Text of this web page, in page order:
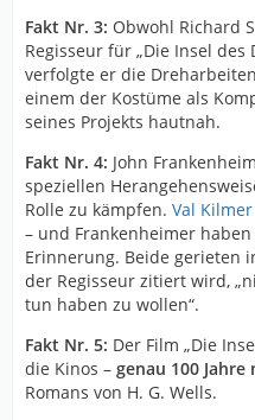
Fakt Nr. 3: Obwohl Richard
Regisseur für „Die Insel
verfolgte er die
einem der Kostüme als
seines Projekts hautnah.
Fakt Nr. 4: John
speziellen
Rolle zu kämpfen. Val Kilmer
– und Frankenheimer
Erinnerung. Beide gerieten
der Regisseur zitiert wird,
tun haben zu wollen“.
Fakt Nr. 5: Der Film „Die
die Kinos – genau 100
Romans von H. G. Wells.